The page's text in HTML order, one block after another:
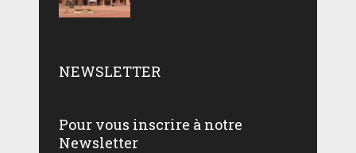
NEWSLETTER
Pour vous inscrire à notre
Newsletter